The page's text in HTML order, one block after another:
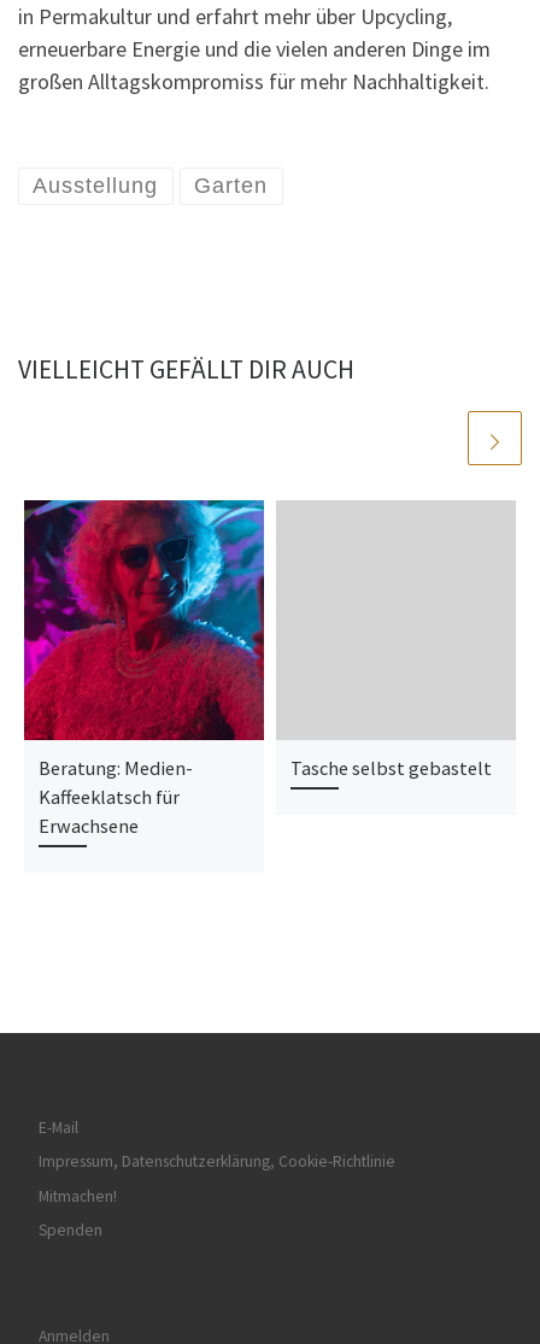
in Permakultur und erfahrt mehr über Upcycling,
erneuerbare Energie und die vielen anderen Dinge im
großen Alltagskompromiss für mehr Nachhaltigkeit.
Ausstellung Garten
VIELLEICHT GEFÄLLT DIR AUCH
Beratung: Medien-
Kaffeeklatsch für
Erwachsene
Tasche selbst gebastelt
E-Mail
Impressum, Datenschutzerklärung, Cookie-Richtlinie
Mitmachen!
Spenden
Anmelden